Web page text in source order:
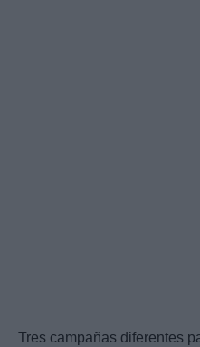
Tres campañas diferentes